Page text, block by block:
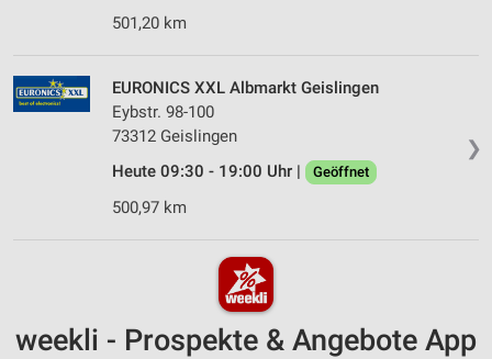
501,20 km
❯
EURONICS XXL Albmarkt Geislingen
Eybstr. 98-100
73312 Geislingen
Heute 09:30 - 19:00 Uhr |
Geöffnet
500,97 km
weekli - Prospekte & Angebote App